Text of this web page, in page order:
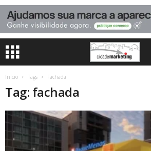
Início Tags Fachada
Tag: fachada